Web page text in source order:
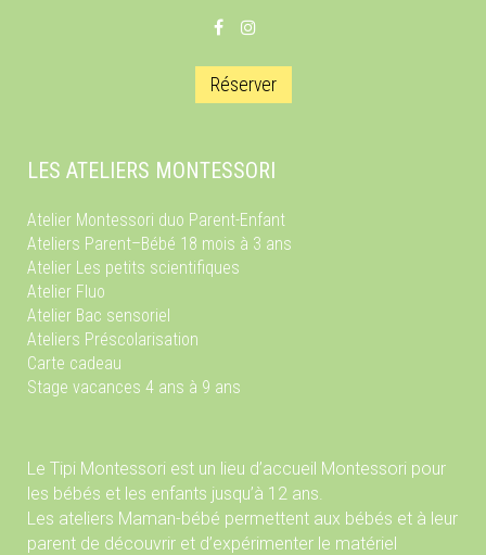
Réserver
LES ATELIERS MONTESSORI
Atelier Montessori duo Parent-Enfant
Ateliers Parent–Bébé 18 mois à 3 ans
Atelier Les petits scientifiques
Atelier Fluo
Atelier Bac sensoriel
Ateliers Préscolarisation
Carte cadeau
Stage vacances 4 ans à 9 ans
Le Tipi Montessori est un lieu d’accueil Montessori pour
les bébés et les enfants jusqu’à 12 ans.
Les ateliers Maman-bébé permettent aux bébés et à leur
parent de découvrir et d’expérimenter le matériel